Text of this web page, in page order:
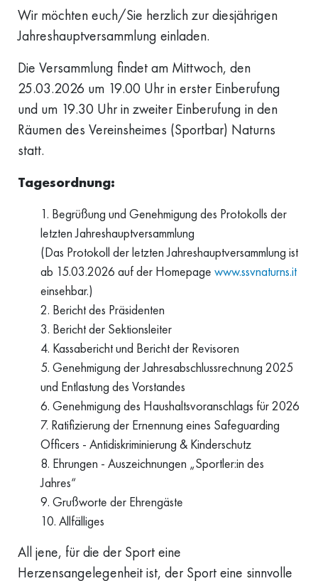
Wir möchten euch/Sie herzlich zur diesjährigen
Jahreshauptversammlung einladen.
Die Versammlung findet am Mittwoch, den
25.03.2026 um 19.00 Uhr in erster Einberufung
und um 19.30 Uhr in zweiter Einberufung in den
Räumen des Vereinsheimes (Sportbar) Naturns
statt.
Tagesordnung:
Begrüßung und Genehmigung des Protokolls der
letzten Jahreshauptversammlung
(Das Protokoll der letzten Jahreshauptversammlung ist
ab 15.03.2026 auf der Homepage www.ssvnaturns.it
einsehbar.)
Bericht des Präsidenten
Bericht der Sektionsleiter
Kassabericht und Bericht der Revisoren
Genehmigung der Jahresabschlussrechnung 2025
und Entlastung des Vorstandes
Genehmigung des Haushaltsvoranschlags für 2026
Ratifizierung der Ernennung eines Safeguarding
Officers - Antidiskriminierung & Kinderschutz
Ehrungen - Auszeichnungen „Sportler:in des
Jahres“
Grußworte der Ehrengäste
Allfälliges
All jene, für die der Sport eine
Herzensangelegenheit ist, der Sport eine sinnvolle